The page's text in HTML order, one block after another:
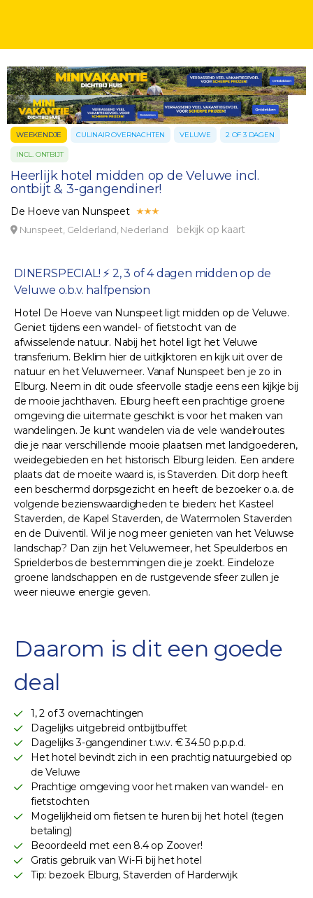
WEEKENDJE CULINAIR OVERNACHTEN VELUWE 2 OF 3 DAGEN
INCL. ONTBIJT
Heerlijk hotel midden op de Veluwe incl.
ontbijt & 3-gangendiner!
De Hoeve van Nunspeet
Nunspeet, Gelderland, Nederland bekijk op kaart
DINERSPECIAL! ⚡ 2, 3 of 4 dagen midden op de
Veluwe o.b.v. halfpension
Hotel De Hoeve van Nunspeet ligt midden op de Veluwe.
Geniet tijdens een wandel- of fietstocht van de
afwisselende natuur. Nabij het hotel ligt het Veluwe
transferium. Beklim hier de uitkijktoren en kijk uit over de
natuur en het Veluwemeer. Vanaf Nunspeet ben je zo in
Elburg. Neem in dit oude sfeervolle stadje eens een kijkje bij
de mooie jachthaven. Elburg heeft een prachtige groene
omgeving die uitermate geschikt is voor het maken van
wandelingen. Je kunt wandelen via de vele wandelroutes
die je naar verschillende mooie plaatsen met landgoederen,
weidegebieden en het historisch Elburg leiden. Een andere
plaats dat de moeite waard is, is Staverden. Dit dorp heeft
een beschermd dorpsgezicht en heeft de bezoeker o.a. de
volgende bezienswaardigheden te bieden: het Kasteel
Staverden, de Kapel Staverden, de Watermolen Staverden
en de Duiventil. Wil je nog meer genieten van het Veluwse
landschap? Dan zijn het Veluwemeer, het Speulderbos en
Sprielderbos de bestemmingen die je zoekt. Eindeloze
groene landschappen en de rustgevende sfeer zullen je
weer nieuwe energie geven.
Daarom is dit een goede
deal
1, 2 of 3 overnachtingen
Dagelijks uitgebreid ontbijtbuffet
Dagelijks 3-gangendiner t.w.v. € 34.50 p.p.p.d.
Het hotel bevindt zich in een prachtig natuurgebied op
de Veluwe
Prachtige omgeving voor het maken van wandel- en
fietstochten
Mogelijkheid om fietsen te huren bij het hotel (tegen
betaling)
Beoordeeld met een 8.4 op Zoover!
Gratis gebruik van Wi-Fi bij het hotel
Tip: bezoek Elburg, Staverden of Harderwijk